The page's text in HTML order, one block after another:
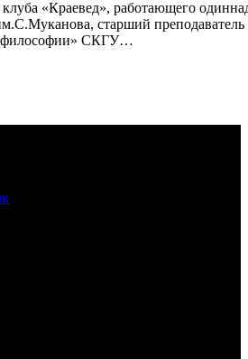
клуба «Краевед», работающего
старший
философии» СКГУ…